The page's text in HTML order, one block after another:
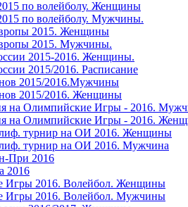
по волейболу. Женщины
по волейболу. Мужчины.
2015. Женщины
2015. Мужчины.
2015-2016. Женщины.
2015/2016. Расписание
2015/2016.Мужчины
2015/2016. Женщины
на Олимпийские Игры - 2016.
на Олимпийские Игры - 2016.
турнир на ОИ 2016. Женщины
турнир на ОИ 2016. Мужчина
При 2016
2016
Игры 2016. Волейбол. Женщины
Игры 2016. Волейбол. Мужчины